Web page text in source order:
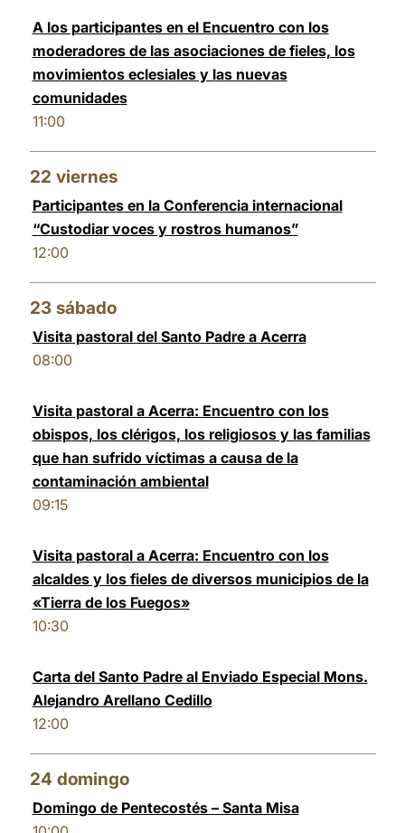
A los participantes en el Encuentro con los
moderadores de las asociaciones de fieles, los
movimientos eclesiales y las nuevas
comunidades
11:00
22 viernes
Participantes en la Conferencia internacional
“Custodiar voces y rostros humanos”
12:00
23 sábado
Visita pastoral del Santo Padre a Acerra
08:00
Visita pastoral a Acerra: Encuentro con los
obispos, los clérigos, los religiosos y las familias
que han sufrido víctimas a causa de la
contaminación ambiental
09:15
Visita pastoral a Acerra: Encuentro con los
alcaldes y los fieles de diversos municipios de la
«Tierra de los Fuegos»
10:30
Carta del Santo Padre al Enviado Especial Mons.
Alejandro Arellano Cedillo
12:00
24 domingo
Domingo de Pentecostés – Santa Misa